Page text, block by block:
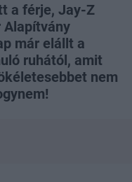
a férje, Jay-Z
Alapítvány
már elállt a
ruhától, amit
nem